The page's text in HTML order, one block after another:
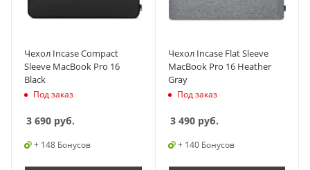
Чехол Incase Compact
Sleeve MacBook Pro 16
Black
Под заказ
3 690 руб.
+ 148 Бонусов
Чехол Incase Flat Sleeve
MacBook Pro 16 Heather
Gray
Под заказ
3 490руб.
+ 140 Бонусов